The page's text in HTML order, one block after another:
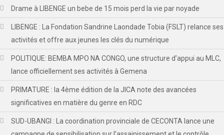
Drame à LIBENGE un bebe de 15 mois perd la vie par noyade
LIBENGE : La Fondation Sandrine Laondade Tobia (FSLT) relance ses
activités et offre aux jeunes les clés du numérique
POLITIQUE: BEMBA MPO NA CONGO, une structure d’appui au MLC,
lance officiellement ses activités à Gemena
PRIMATURE : la 4ème édition de la JICA note des avancées
significatives en matière du genre en RDC
SUD-UBANGI : La coordination provinciale de CECONTA lance une